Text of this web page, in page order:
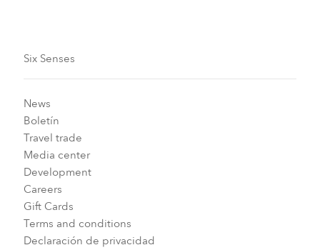
Six Senses
News
Boletín
Travel trade
Media center
Development
Careers
Gift Cards
Terms and conditions
Declaración de privacidad